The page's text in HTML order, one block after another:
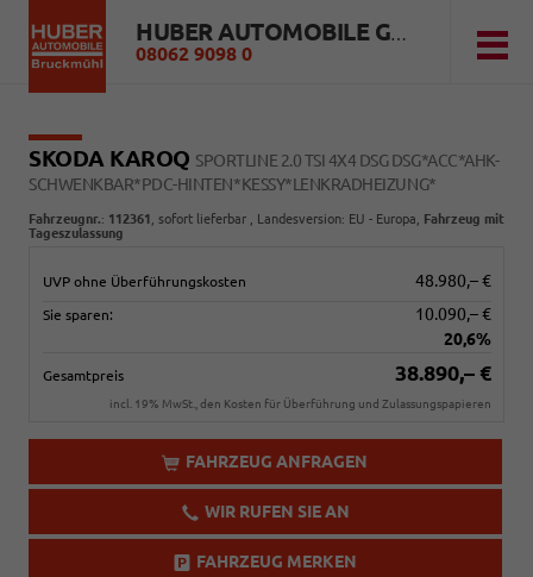
HUBER AUTOMOBILE GMBH
08062 9098 0
SKODA KAROQ SPORTLINE 2.0 TSI 4X4 DSG DSG*ACC*AHK-
SCHWENKBAR*PDC-HINTEN*KESSY*LENKRADHEIZUNG*
Fahrzeugnr.: 112361 sofort lieferbar , Landesversion: EU - Europa, Fahrzeug mit
Tageszulassung
UVP ohne Überführungskosten 48.980,– €
Sie sparen:
10.090,– €
20,6%
Gesamtpreis 38.890,– €
incl. 19% MwSt., den Kosten für Überführung und Zulassungspapieren
FAHRZEUG ANFRAGEN
WIR RUFEN SIE AN
FAHRZEUG MERKEN